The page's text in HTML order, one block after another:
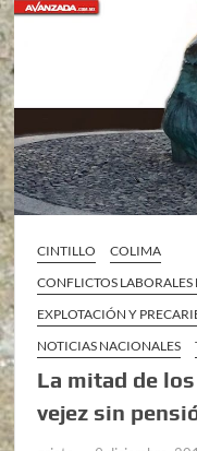
CINTILLO
COLIMA
CONFLICTOS
EXPLOTACIÓN Y
NOTICIAS NACIONALES
La mitad de
vejez sin